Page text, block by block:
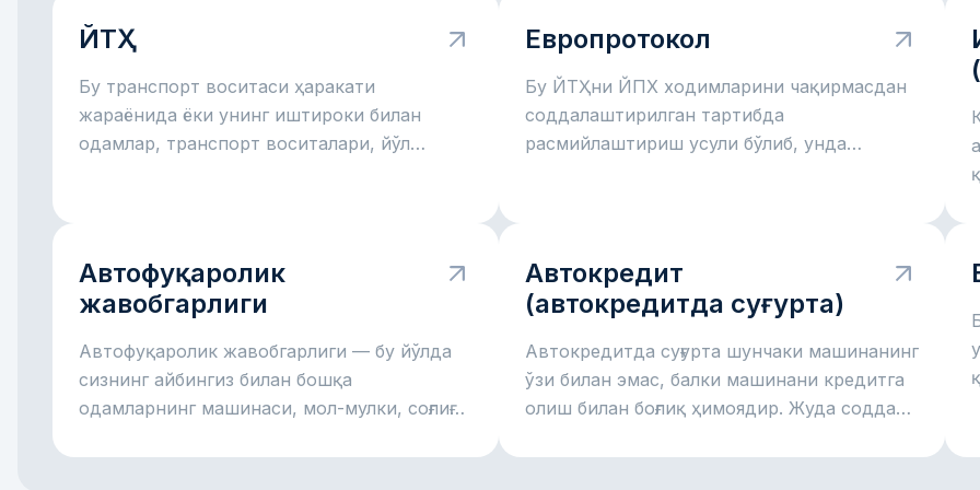
ЙТҲ
Бу транспорт воситаси ҳаракати
жараёнида ёки унинг иштироки билан
одамлар, транспорт воситалари, йўл
Европротокол
Бу ЙТҲни ЙПХ ходимларини чақирмасдан
соддалаштирилган тартибда
расмийлаштириш усули бўлиб, унда
Автофуқаролик
жавобгарлиги
Автофуқаролик жавобгарлиги — бу йўлда
сизнинг айбингиз билан бошқа
одамларнинг машинаси, мол-мулки, соғлиғи
Автокредит
(автокредитда суғурта)
Автокредитда суғурта шунчаки машинанинг
ўзи билан эмас, балки машинани кредитга
олиш билан боғлиқ ҳимоядир. Жуда содда